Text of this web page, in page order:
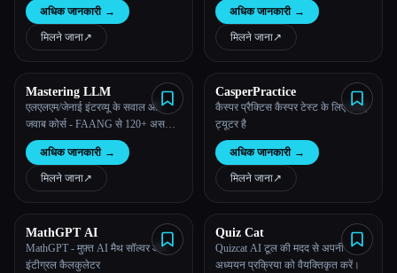
अधिक जानकारी →
मिलने जाना↗︎
अधिक जानकारी →
मिलने जाना↗︎
Mastering LLM
एलएलएम/जेनाई इंटरव्यू के सवाल और
जवाब कोर्स - FAANG से 120+ असली
इंटरव्यू के सवाल और 120+ मूल्यांकन के
सवाल + सर्टिफिकेशन + रियलटाइम केस
स्टडी
अधिक जानकारी →
मिलने जाना↗︎
CasperPractice
कैस्पर प्रैक्टिस कैस्पर टेस्ट के लिए एआई
ट्यूटर है
अधिक जानकारी →
मिलने जाना↗︎
MathGPT AI
MathGPT - मुफ़्त AI मैथ सॉल्वर और
इंटीग्रल कैलकुलेटर
Quiz Cat
Quizcat AI टूल की मदद से अपनी
अध्ययन प्रक्रिया को वैयक्तिकृत करें।